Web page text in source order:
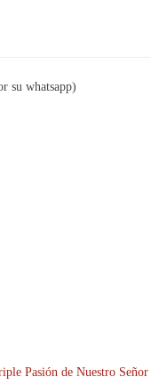
su whatsapp)
Pasión de Nuestro